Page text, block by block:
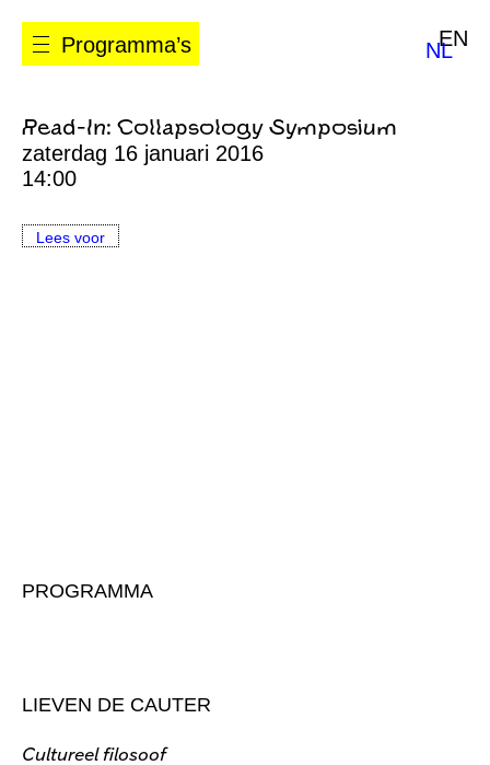
Programma’s NLEN
Read-In: Collapsology Symposium
zaterdag 16 januari 2016
14:00
Lees voor
PROGRAMMA
LIEVEN DE CAUTER
Cultureel filosoof